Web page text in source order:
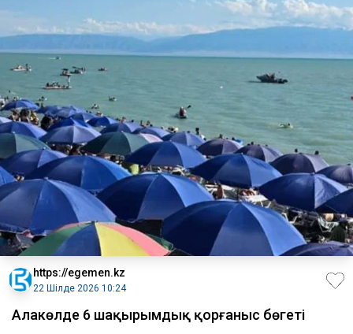
https://egemen.kz
22 Шілде 2026 10:24
Алакөлде 6 шақырымдық қорғаныс бөгеті